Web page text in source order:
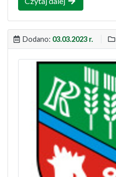
Dodano: 03.03.2023 r.